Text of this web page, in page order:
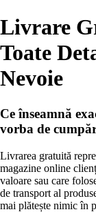
Livrare
Toate
Nevoie
Ce înseamnă
vorba de
Livrarea gratuită
magazine online
valoare sau care
de transport al
mai plătește nimic în